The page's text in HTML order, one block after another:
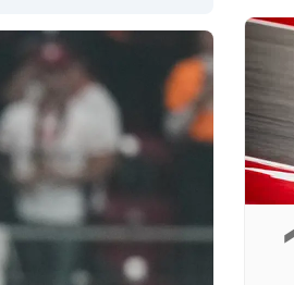
Copy Link